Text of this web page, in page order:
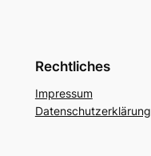
Rechtliches
Impressum
Datenschutzerklärung